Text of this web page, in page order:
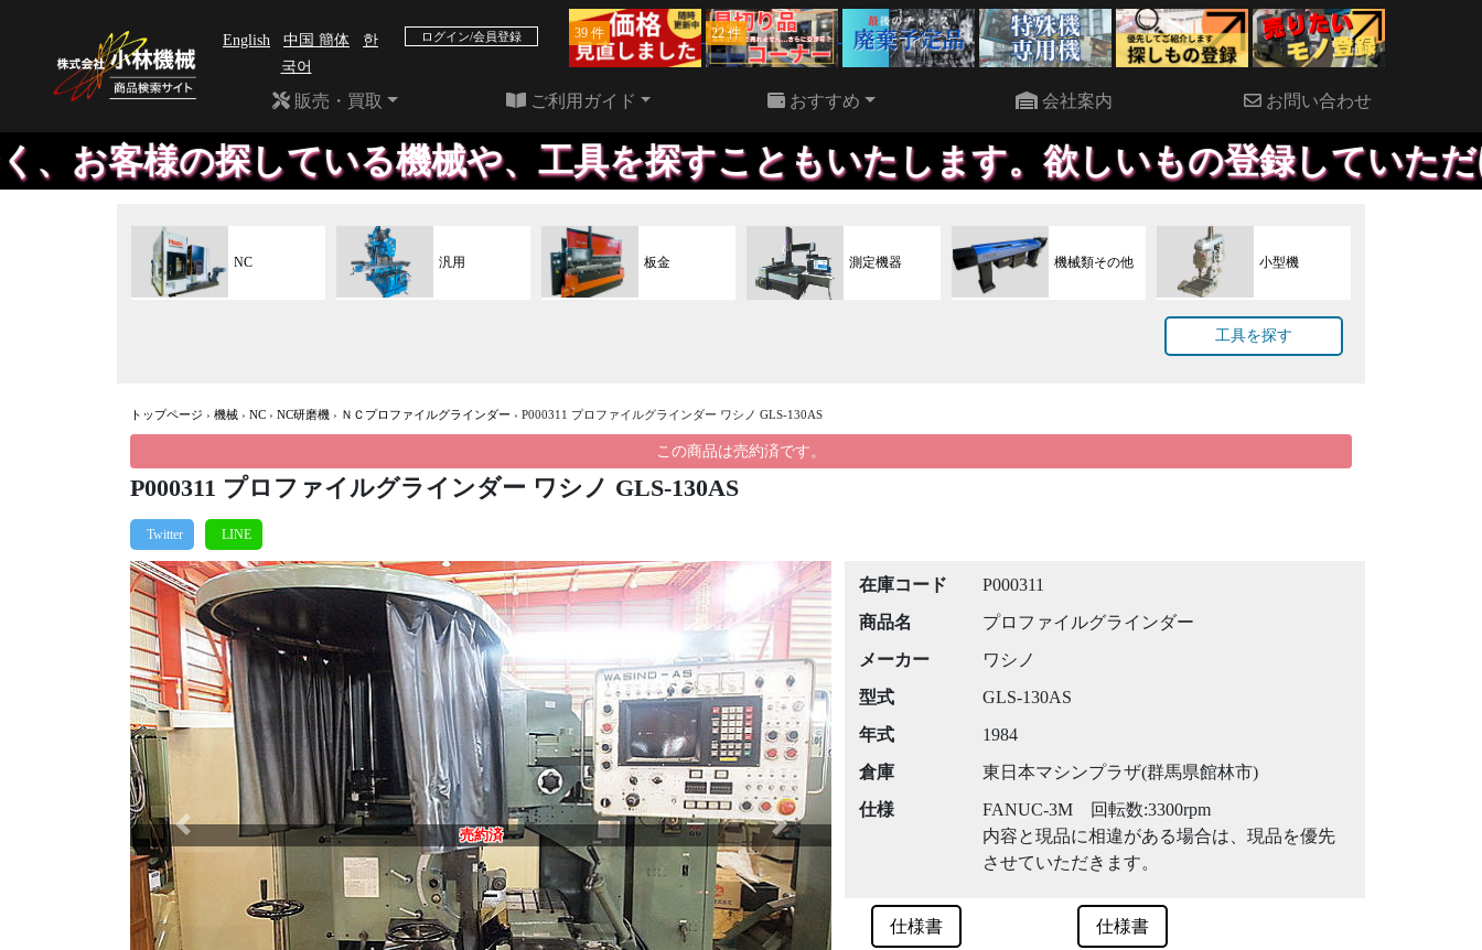
English 中国 簡体
한
국어
ログイン/会員登録 39 件 22 件
販売・買取 ご利用ガイド おすすめ 会社案内 お問い合わせ
している機械や、工具を探すこともいたします。欲しいもの登録していただければ、優
NC 汎用 板金 測定機器 機械類その他 小型機
工具を探す
トップページ › 機械 › NC › NC研磨機 › ＮＣプロファイルグラインダー › P000311 プロファイルグラインダー ワシノ GLS-130AS
この商品は売約済です。
P000311 プロファイルグラインダー ワシノ GLS-130AS
売約済
Previous Next
在庫コード
P000311
商品名
プロファイルグラインダー
メーカー
ワシノ
型式
GLS-130AS
年式
1984
倉庫
東日本マシンプラザ(群馬県館林市)
仕様
FANUC-3M 回転数:3300rpm
内容と現品に相違がある場合は、現品を優先
させていただきます。
仕様書 仕様書